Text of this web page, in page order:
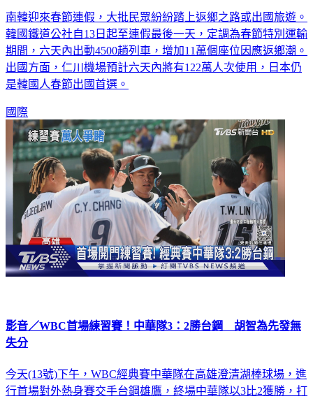
南韓迎來春節連假，大批民眾紛紛踏上返鄉之路或出國旅遊。
韓國鐵道公社自13日起至連假最後一天，定調為春節特別運輸
期間，六天內出動4500趟列車，增加11萬個座位因應返鄉潮。
出國方面，仁川機場預計六天內將有122萬人次使用，日本仍
是韓國人春節出國首選。
國際
影音／WBC首場練習賽！中華隊3：2勝台鋼 胡智為先發無
失分
今天(13號)下午，WBC經典賽中華隊在高雄澄清湖棒球場，進
行首場對外熱身賽交手台鋼雄鷹，終場中華隊以3比2獲勝，打